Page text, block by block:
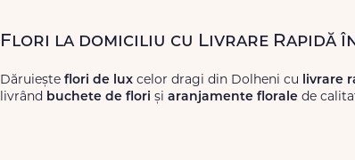
Flori la domiciliu cu Livrare Rapidă
Dăruiește flori de lux celor dragi din Dolheni cu livrare
livrând buchete de flori și aranjamente florale de